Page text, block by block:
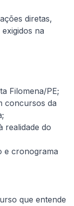
diretas,
na
Filomena/PE;
concursos da
realidade do
e cronograma
que entende